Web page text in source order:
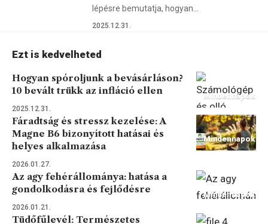
lépésre bemutatja, hogyan…
2025.12.31.
Ezt is kedvelheted
Mindennapok
Hogyan spóroljunk a bevásárláson?
10 bevált trükk az infláció ellen
2025.12.31.
Mindennapok
Fáradtság és stressz kezelése: A
Magne B6 bizonyított hatásai és
helyes alkalmazása
2026.01.27.
Mindennapok
Az agy fehérállománya: hatása a
gondolkodásra és fejlődésre
2026.01.21.
Tüdőfűlevél: Természetes